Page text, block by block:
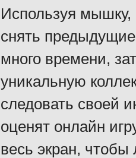
Используя мышку,
снять
много времени,
уникальную
следовать своей
оценят онлайн
весь экран,